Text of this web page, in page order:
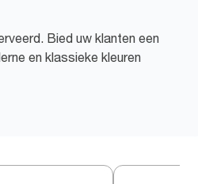
Bied uw klanten een
en klassieke kleuren